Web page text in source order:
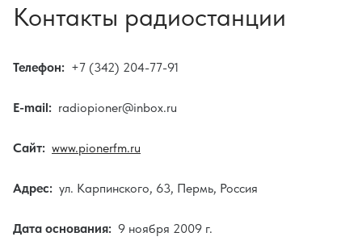
Контакты радиостанции
Телефон: +7 (342) 204-77-91
E-mail: radiopioner@inbox.ru
Сайт: www.pionerfm.ru
Адрес: ул. Карпинского, 63, Пермь, Россия
Дата основания: 9 ноября 2009 г.